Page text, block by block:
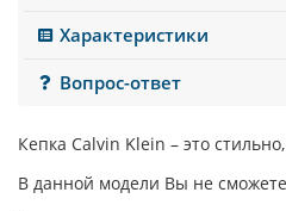
Характеристики
Вопрос-ответ
Кепка Calvin Klein – это
В данной модели Вы не